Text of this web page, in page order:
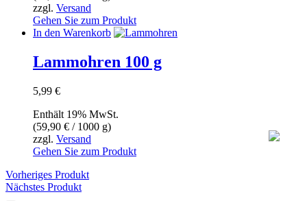
zzgl. Versand
Gehen Sie zum Produkt
In den Warenkorb
Lammohren 100 g
5,99 €
Enthält 19% MwSt.
(59,90 € / 1000 g)
zzgl. Versand
Gehen Sie zum Produkt
Vorheriges Produkt
Nächstes Produkt